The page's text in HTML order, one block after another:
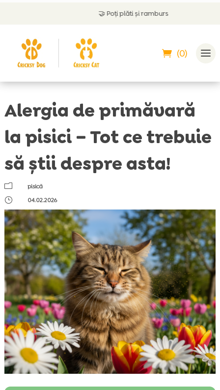
Poți plăti și ramburs
(0)
Alergia de primăvară
la pisici – Tot ce trebuie
să știi despre asta!
m
pisică
}
04.02.2026